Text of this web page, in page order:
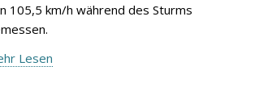
105,5 km/h während des Sturms
Lesen